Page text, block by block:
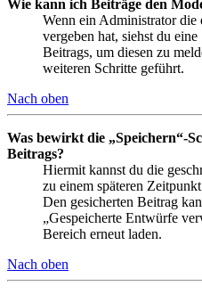
Wie kann ich Beiträge den
Wenn ein Administrator die
vergeben hat, siehst du
Beitrags, um diesen zu
weiteren Schritte geführt.
Nach oben
Was bewirkt die „Speichern“-
Beitrags?
Hiermit kannst du die
zu einem späteren
Den gesicherten Beitrag
„Gespeicherte Entwürfe
Bereich erneut laden.
Nach oben